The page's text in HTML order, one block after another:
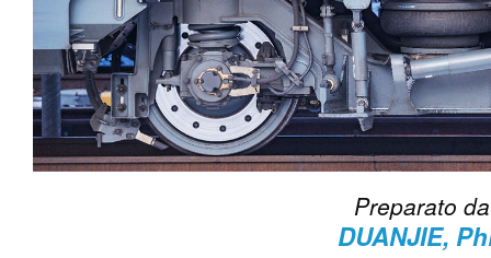
Preparato da
DUANJIE,